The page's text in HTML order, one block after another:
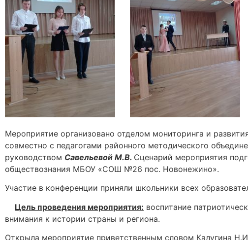
Мероприятие организовано отделом мониторинга и
совместно с педагогами районного методического
руководством Савельевой М.В. Сценарий мероприятия
обществознания МБОУ «СОШ №26 пос. Новонежино».
Участие в конференции приняли школьники всех
Цель проведения мероприятия: воспитание
внимания к истории страны и региона.
Открыла мероприятие приветственным словом Калугина